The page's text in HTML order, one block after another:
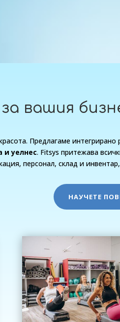
за вашия
Предлагаме
и уелнес. Fitsys притежава
персонал, склад и
НАУЧЕТЕ